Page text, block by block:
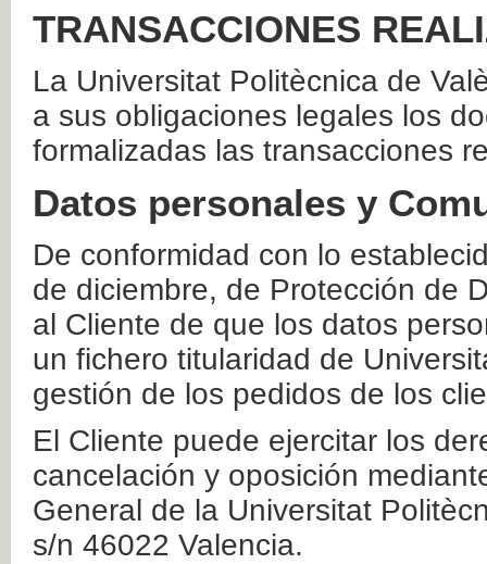
TRANSACCIONES
La Universitat Politècnica de
a sus obligaciones legales los
formalizadas las transacciones
Datos personales y
De conformidad con lo
de diciembre, de Protección de
al Cliente de que los datos
un fichero titularidad de
gestión de los pedidos de los
El Cliente puede ejercitar los
cancelación y oposición
General de la Universitat
s/n 46022 Valencia.